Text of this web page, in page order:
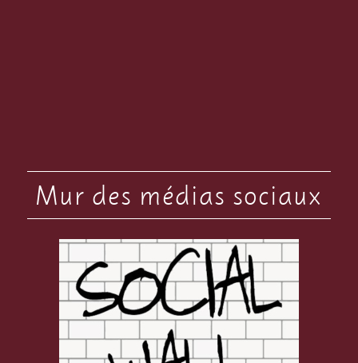
Mur des médias sociaux